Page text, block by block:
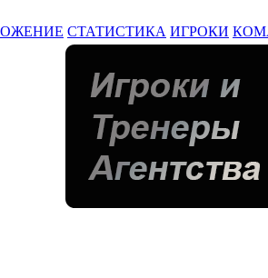
СТАТИСТИКА ИГРОКИ